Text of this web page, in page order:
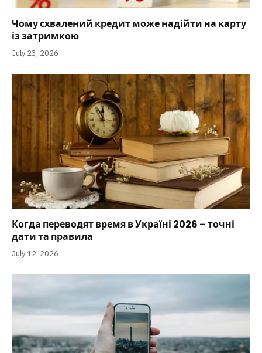
Чому схвалений кредит може надійти на карту
із затримкою
July 23, 2026
Когда переводят время в Україні 2026 – точні
дати та правила
July 12, 2026